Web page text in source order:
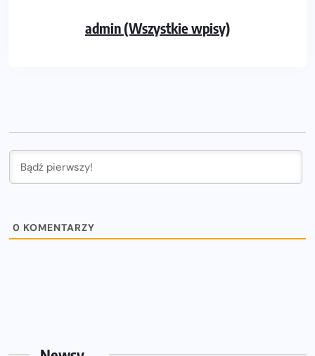
admin (Wszystkie wpisy)
0 KOMENTARZY